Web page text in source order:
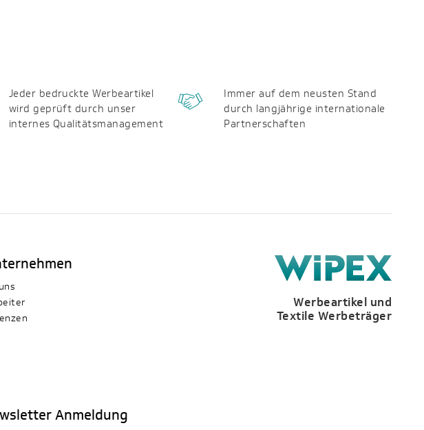
Jeder bedruckte Werbeartikel
wird geprüft durch unser
internes Qualitäts­management
Immer auf dem neusten Stand
durch langjährige internationale
Partnerschaften
Anmeldung
Werbeartikel und
Textile Werbeträger